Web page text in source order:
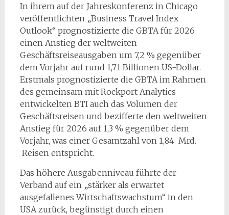
In ihrem auf der Jahreskonferenz in Chicago
veröffentlichten „Business Travel Index
Outlook“ prognostizierte die GBTA für 2026
einen Anstieg der weltweiten
Geschäftsreiseausgaben um 7,2 % gegenüber
dem Vorjahr auf rund 1,71 Billionen US-Dollar.
Erstmals prognostizierte die GBTA im Rahmen
des gemeinsam mit Rockport Analytics
entwickelten BTI auch das Volumen der
Geschäftsreisen und bezifferte den weltweiten
Anstieg für 2026 auf 1,3 % gegenüber dem
Vorjahr, was einer Gesamtzahl von 1,84 Mrd.
Reisen entspricht.
Das höhere Ausgabenniveau führte der
Verband auf ein „stärker als erwartet
ausgefallenes Wirtschaftswachstum“ in den
USA zurück, begünstigt durch einen